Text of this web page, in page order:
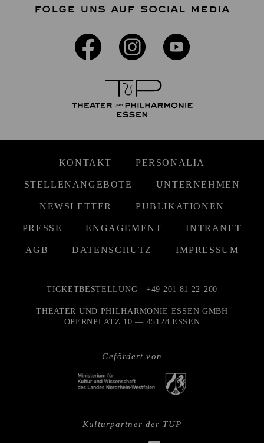
FOLGE UNS AUF SOCIAL MEDIA
KONTAKT PERSONALIA
STELLENANGEBOTE UNTERNEHMEN
NEWSLETTER PUBLIKATIONEN
PRESSE ENGAGEMENT INTRANET
AGB DATENSCHUTZ IMPRESSUM
Gefördert von
TICKETBESTELLUNG +49 201 81 22-200
THEATER UND PHILHARMONIE ESSEN GMBH
OPERNPLATZ 10 — 45128 ESSEN
Kulturpartner der TUP